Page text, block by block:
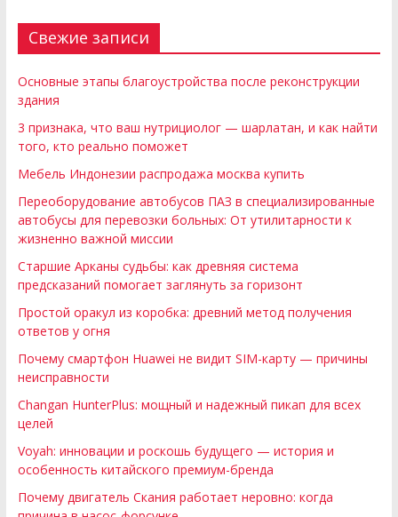
Свежие записи
Основные этапы благоустройства после реконструкции
здания
3 признака, что ваш нутрициолог — шарлатан, и как найти
того, кто реально поможет
Мебель Индонезии распродажа москва купить
Переоборудование автобусов ПАЗ в специализированные
автобусы для перевозки больных: От утилитарности к
жизненно важной миссии
Старшие Арканы судьбы: как древняя система
предсказаний помогает заглянуть за горизонт
Простой оракул из коробка: древний метод получения
ответов у огня
Почему смартфон Huawei не видит SIM-карту — причины
неисправности
Changan HunterPlus: мощный и надежный пикап для всех
целей
Voyah: инновации и роскошь будущего — история и
особенность китайского премиум-бренда
Почему двигатель Скания работает неровно: когда